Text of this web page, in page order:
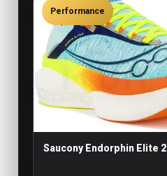
Performance
Saucony Endorphin Elite 2